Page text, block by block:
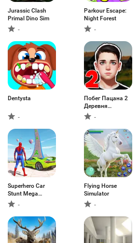
Jurassic Clash
Primal Dino Sim
-
Parkour Escape:
Night Forest
-
Dentysta
-
Побег Пацана 2
Деревня
Runaway
-
Superhero Car
Stunt Mega
Ramps
-
Flying Horse
Simulator
-